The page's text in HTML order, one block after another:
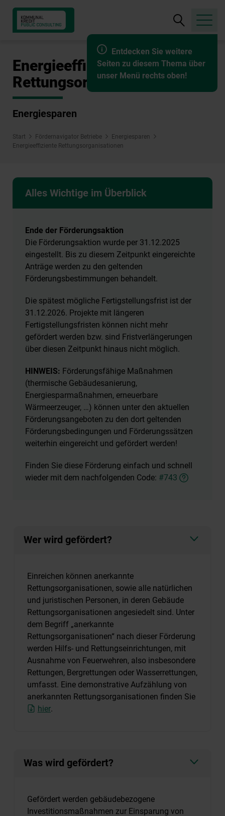
Entdecken Sie weitere
Seiten zu diesem Thema über
unser Menü rechts oben!
Suche
öffnen
Energieeffiziente
Rettungsorganisationen
Energiesparen
Start Fördernavigator Betriebe
Energiesparen
Energieeffiziente Rettungsorganisationen
Alles Wichtige im Überblick
Ende der Förderungsaktion
Die Förderungsaktion wurde per 31.12.2025
eingestellt. Bis zu diesem Zeitpunkt eingereichte
Anträge werden zu den geltenden
Förderungsbestimmungen behandelt.
Die spätest mögliche Fertigstellungsfrist ist der
31.12.2026. Projekte mit längeren
Fertigstellungsfristen können nicht mehr
gefördert werden bzw. sind Fristverlängerungen
über diesen Zeitpunkt hinaus nicht möglich.
HINWEIS: Förderungsfähige Maßnahmen
(thermische Gebäudesanierung,
Energiesparmaßnahmen, erneuerbare
Wärmeerzeuger, …) können unter den aktuellen
Förderungsangeboten zu den dort geltenden
Förderungsbedingungen und Förderungssätzen
weiterhin eingereicht und gefördert werden!
Finden Sie diese Förderung einfach und schnell
wieder mit dem nachfolgenden Code: #743
Wer wird gefördert?
Einreichen können anerkannte
Rettungsorganisationen, sowie alle natürlichen
und juristischen Personen, in deren Gebäude
Rettungsorganisationen angesiedelt sind. Unter
dem Begriff „anerkannte
Rettungsorganisationen“ nach dieser Förderung
werden Hilfs- und Rettungseinrichtungen, mit
Ausnahme von Feuerwehren, also insbesondere
Rettungen, Bergrettungen oder Wasserrettungen,
umfasst. Eine demonstrative Aufzählung von
anerkannten Rettungsorganisationen finden Sie
hier.
Was wird gefördert?
Gefördert werden gebäudebezogene
Investitionsmaßnahmen zur Einsparung von